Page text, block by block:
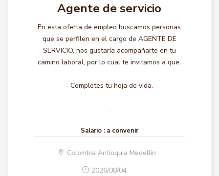
Agente de servicio
En esta oferta de empleo buscamos personas
que se perfilen en el cargo de AGENTE DE
SERVICIO, nos gustaría acompañarte en tu
camino laboral, por lo cual te invitamos a que:
- Completes tu hoja de vida.
...
Salario : a convenir
Colombia Antioquia Medellin
2026/08/04